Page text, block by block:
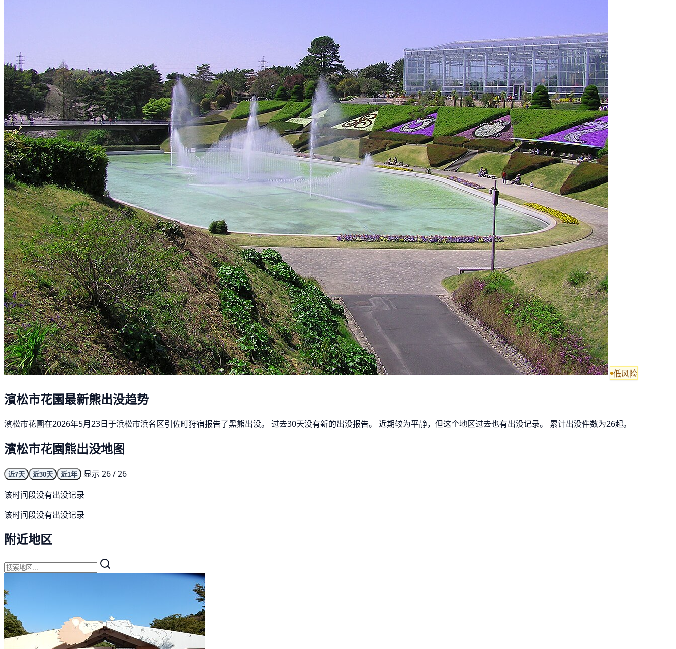
低风险
濱松市花園最新熊出没趋势
濱松市花園在2026年5月23日于浜松市浜名区引佐町狩宿报告了黑熊出没。 过去30天没有新的出没报告。 近期较为平静，但这个地区过去也有出没记录。 累计出没件数为26起。
濱松市花園熊出没地图
近7天 近30天 近1年
显示 26 / 26
该时间段没有出没记录
该时间段没有出没记录
附近地区